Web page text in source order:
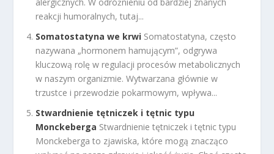
reakcji humoralnych, tutaj...
Somatostatyna we krwi Somatostatyna, często
nazywana „hormonem hamującym”, odgrywa
kluczową rolę w regulacji procesów metabolicznych
w naszym organizmie. Wytwarzana głównie w
trzustce i przewodzie pokarmowym, wpływa...
Stwardnienie tętniczek i tętnic typu
Monckeberga Stwardnienie tętniczek i tętnic typu
Monckeberga to zjawiska, które mogą znacząco